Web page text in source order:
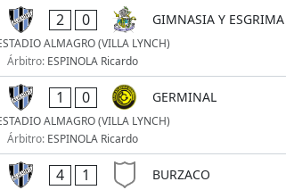
2 0 GIMNASIA Y
ALMAGRO (VILLA LYNCH)
Árbitro: ESPINOLA Ricardo
1 0 GERMINAL
ALMAGRO (VILLA LYNCH)
Árbitro: ESPINOLA Ricardo
4 1 BURZACO